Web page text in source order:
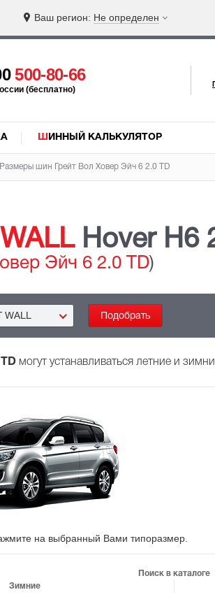
Ваш регион: Не определен
500-80-66
(бесплатно)
ШИННЫЙ КАЛЬКУЛЯТОР
Размеры шин Грейт Вол Ховер Эйч 6 2.0 TD
Hover H6
Эйч 6 2.0 TD)
WALL
могут устанавливаться летние и
на выбранный Вами типоразмер.
Поиск в каталоге
Зимние